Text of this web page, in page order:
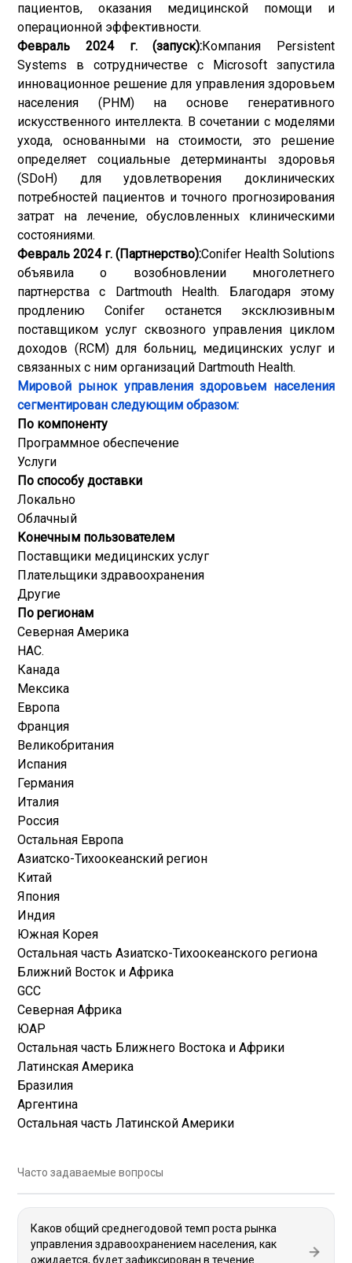
пациентов, оказания медицинской помощи и
операционной эффективности.
Февраль 2024 г. (запуск):Компания Persistent
Systems в сотрудничестве с Microsoft запустила
инновационное решение для управления здоровьем
населения (PHM) на основе генеративного
искусственного интеллекта. В сочетании с моделями
ухода, основанными на стоимости, это решение
определяет социальные детерминанты здоровья
(SDoH) для удовлетворения доклинических
потребностей пациентов и точного прогнозирования
затрат на лечение, обусловленных клиническими
состояниями.
Февраль 2024 г. (Партнерство):Conifer Health Solutions
объявила о возобновлении многолетнего
партнерства с Dartmouth Health. Благодаря этому
продлению Conifer останется эксклюзивным
поставщиком услуг сквозного управления циклом
доходов (RCM) для больниц, медицинских услуг и
связанных с ним организаций Dartmouth Health.
Мировой рынок управления здоровьем населения
сегментирован следующим образом:
По компоненту
Программное обеспечение
Услуги
По способу доставки
Локально
Облачный
Конечным пользователем
Поставщики медицинских услуг
Плательщики здравоохранения
Другие
По регионам
Северная Америка
НАС.
Канада
Мексика
Европа
Франция
Великобритания
Испания
Германия
Италия
Россия
Остальная Европа
Азиатско-Тихоокеанский регион
Китай
Япония
Индия
Южная Корея
Остальная часть Азиатско-Тихоокеанского региона
Ближний Восток и Африка
GCC
Северная Африка
ЮАР
Остальная часть Ближнего Востока и Африки
Латинская Америка
Бразилия
Аргентина
Остальная часть Латинской Америки
Часто задаваемые вопросы
Каков общий среднегодовой темп роста рынка
управления здравоохранением населения, как
ожидается, будет зафиксирован в течение